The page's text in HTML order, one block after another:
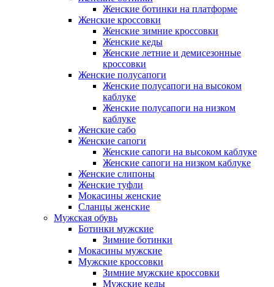
Женские ботинки на платформе
Женские кроссовки
Женские зимние кроссовки
Женские кеды
Женские летние и демисезонные
кроссовки
Женские полусапоги
Женские полусапоги на высоком
каблуке
Женские полусапоги на низком
каблуке
Женские сабо
Женские сапоги
Женские сапоги на высоком каблуке
Женские сапоги на низком каблуке
Женские слипоны
Женские туфли
Мокасины женские
Сланцы женские
Мужская обувь
Ботинки мужские
Зимние ботинки
Мокасины мужские
Мужские кроссовки
Зимние мужские кроссовки
Мужские кеды